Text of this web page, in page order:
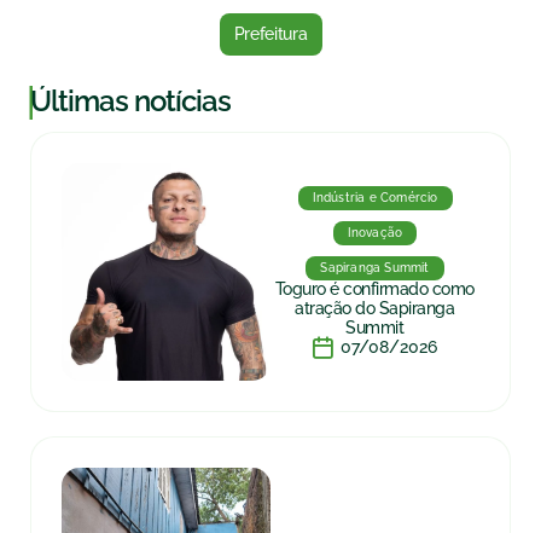
Prefeitura
|Últimas notícias
Indústria e Comércio
Inovação
Sapiranga Summit
Toguro é confirmado como
atração do Sapiranga
Summit
07/08/2026